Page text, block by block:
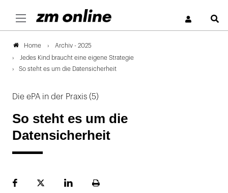
Home Archiv - 2025
Jedes Kind braucht eine eigene Strategie
So steht es um die Datensicherheit
Die ePA in der Praxis (5)
So steht es um die
Datensicherheit
FacebookPlattformLinekdInSeite